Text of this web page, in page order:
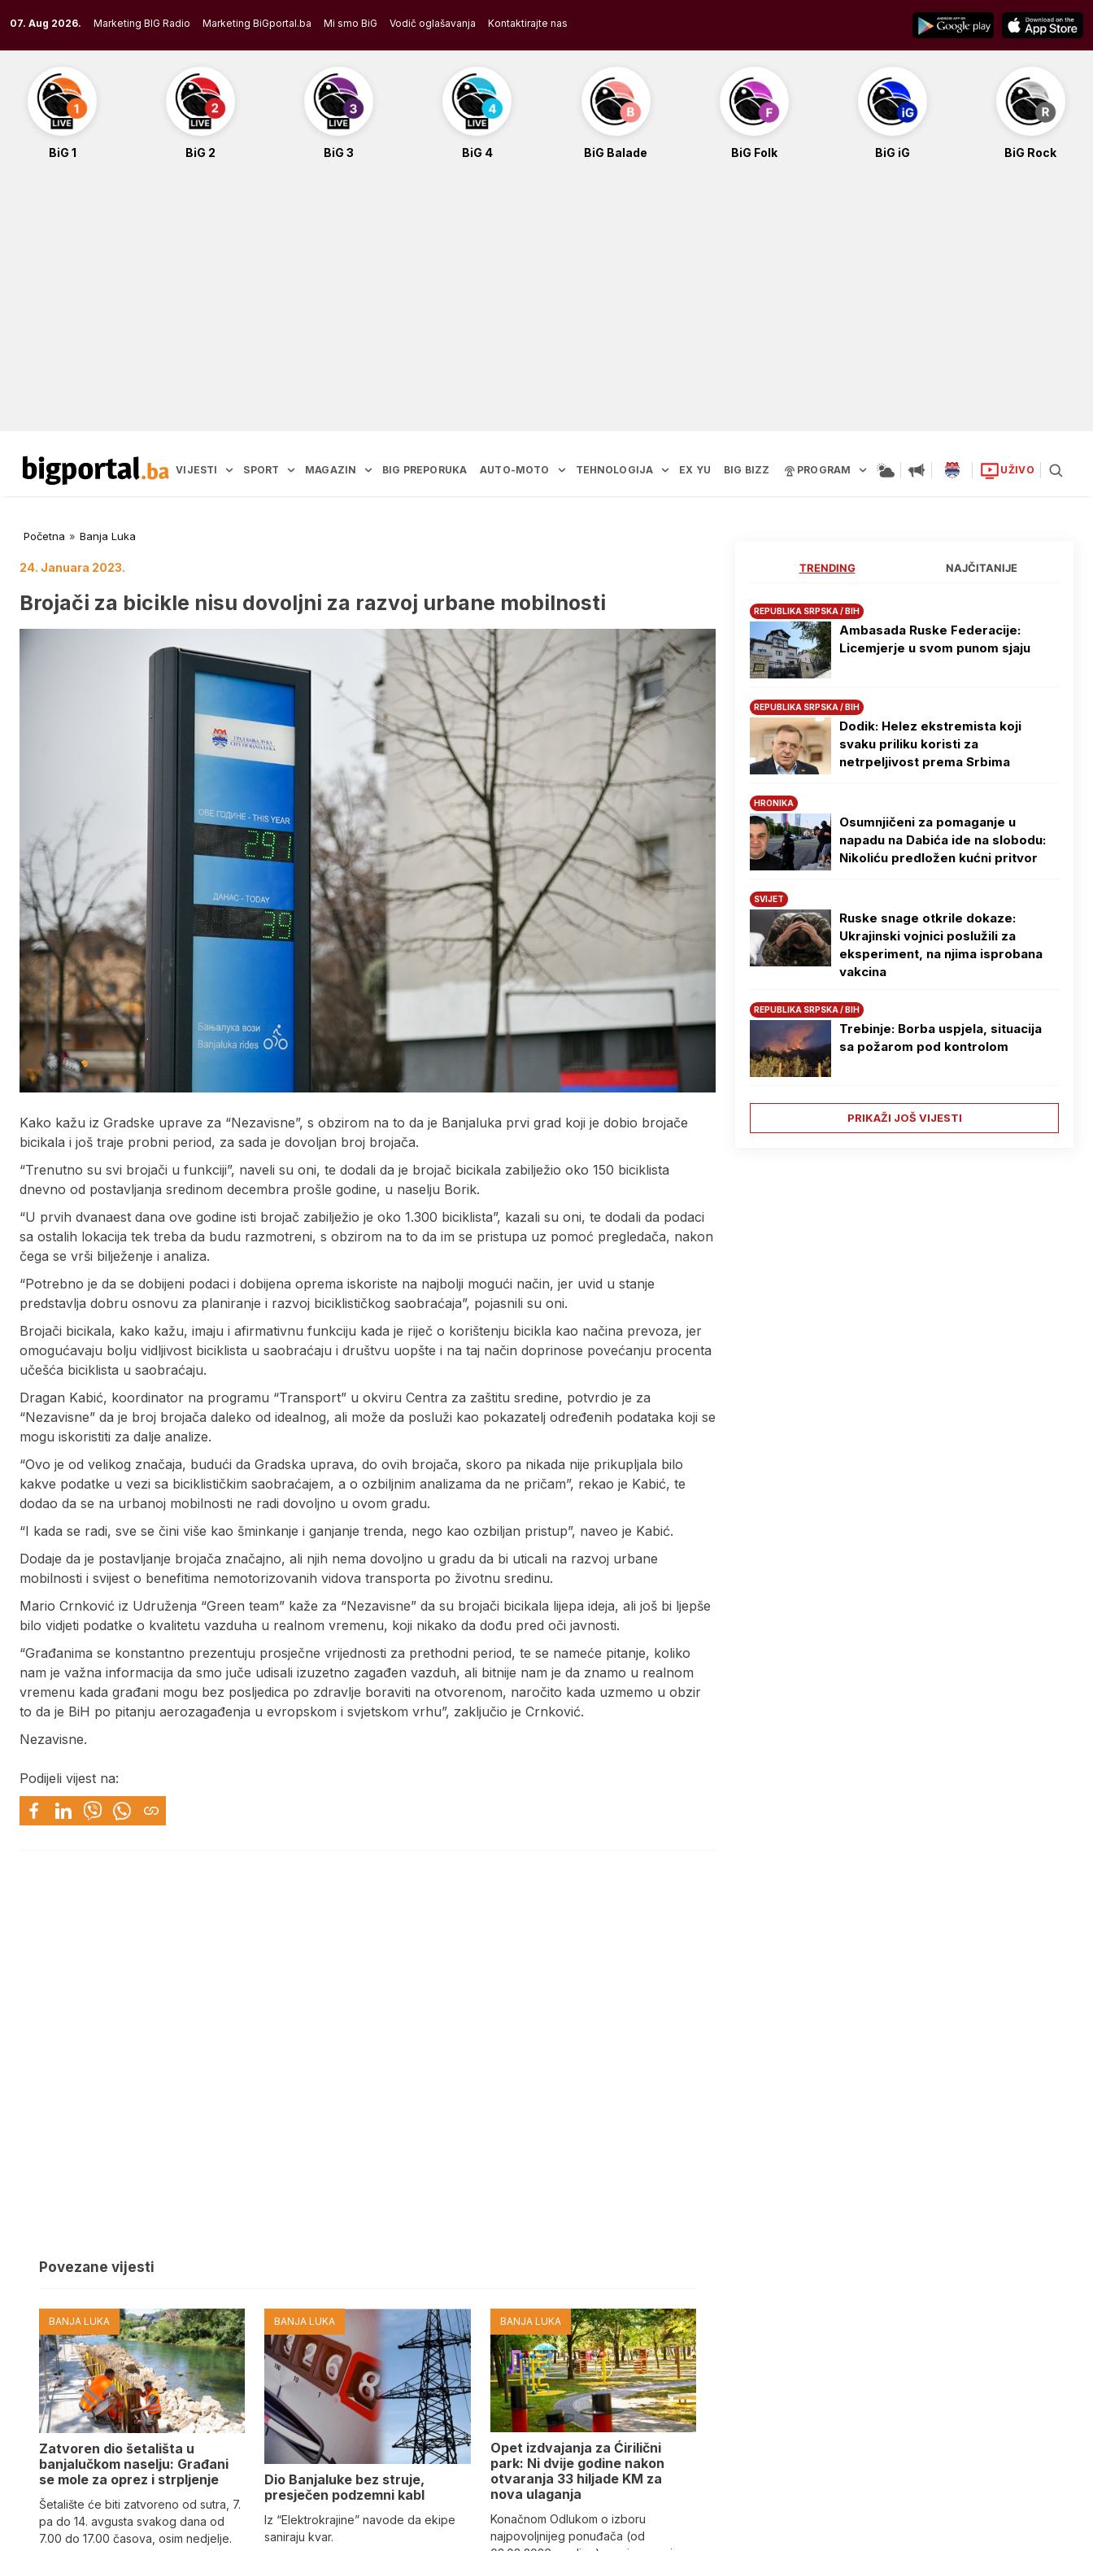
to
content
07. Aug 2026. Marketing BIG Radio Marketing BiGportal.ba Mi smo BiG Vodič oglašavanja Kontaktirajte nas
BiG 1 BiG 2 BiG 3 BiG 4 BiG Balade BiG Folk BiG iG BiG Rock
VIJESTI SPORT MAGAZIN BIG PREPORUKA AUTO-MOTO TEHNOLOGIJA EX YU BIG BIZZ PROGRAM UŽIVO
Početna » Banja Luka
24. Januara 2023.
Brojači za bicikle nisu dovoljni za razvoj urbane mobilnosti
Kako kažu iz Gradske uprave za “Nezavisne”, s obzirom na to da je Banjaluka prvi grad koji je dobio brojače
bicikala i još traje probni period, za sada je dovoljan broj brojača.
“Trenutno su svi brojači u funkciji”, naveli su oni, te dodali da je brojač bicikala zabilježio oko 150 biciklista
dnevno od postavljanja sredinom decembra prošle godine, u naselju Borik.
“U prvih dvanaest dana ove godine isti brojač zabilježio je oko 1.300 biciklista”, kazali su oni, te dodali da podaci
sa ostalih lokacija tek treba da budu razmotreni, s obzirom na to da im se pristupa uz pomoć pregledača, nakon
čega se vrši bilježenje i analiza.
“Potrebno je da se dobijeni podaci i dobijena oprema iskoriste na najbolji mogući način, jer uvid u stanje
predstavlja dobru osnovu za planiranje i razvoj biciklističkog saobraćaja”, pojasnili su oni.
Brojači bicikala, kako kažu, imaju i afirmativnu funkciju kada je riječ o korištenju bicikla kao načina prevoza, jer
omogućavaju bolju vidljivost biciklista u saobraćaju i društvu uopšte i na taj način doprinose povećanju procenta
učešća biciklista u saobraćaju.
Dragan Kabić, koordinator na programu “Transport” u okviru Centra za zaštitu sredine, potvrdio je za
“Nezavisne” da je broj brojača daleko od idealnog, ali može da posluži kao pokazatelj određenih podataka koji se
mogu iskoristiti za dalje analize.
“Ovo je od velikog značaja, budući da Gradska uprava, do ovih brojača, skoro pa nikada nije prikupljala bilo
kakve podatke u vezi sa biciklističkim saobraćajem, a o ozbiljnim analizama da ne pričam”, rekao je Kabić, te
dodao da se na urbanoj mobilnosti ne radi dovoljno u ovom gradu.
“I kada se radi, sve se čini više kao šminkanje i ganjanje trenda, nego kao ozbiljan pristup”, naveo je Kabić.
Dodaje da je postavljanje brojača značajno, ali njih nema dovoljno u gradu da bi uticali na razvoj urbane
mobilnosti i svijest o benefitima nemotorizovanih vidova transporta po životnu sredinu.
Mario Crnković iz Udruženja “Green team” kaže za “Nezavisne” da su brojači bicikala lijepa ideja, ali još bi ljepše
bilo vidjeti podatke o kvalitetu vazduha u realnom vremenu, koji nikako da dođu pred oči javnosti.
“Građanima se konstantno prezentuju prosječne vrijednosti za prethodni period, te se nameće pitanje, koliko
nam je važna informacija da smo juče udisali izuzetno zagađen vazduh, ali bitnije nam je da znamo u realnom
vremenu kada građani mogu bez posljedica po zdravlje boraviti na otvorenom, naročito kada uzmemo u obzir
to da je BiH po pitanju aerozagađenja u evropskom i svjetskom vrhu”, zaključio je Crnković.
Nezavisne.
Podijeli vijest na:
Povezane vijesti
BANJA LUKA
Zatvoren dio šetališta u
banjalučkom naselju: Građani
se mole za oprez i strpljenje
Šetalište će biti zatvoreno od sutra, 7.
pa do 14. avgusta svakog dana od
7.00 do 17.00 časova, osim nedjelje.
BANJA LUKA
Dio Banjaluke bez struje,
presječen podzemni kabl
Iz “Elektrokrajine” navode da ekipe
saniraju kvar.
BANJA LUKA
Opet izdvajanja za Ćirilični
park: Ni dvije godine nakon
otvaranja 33 hiljade KM za
nova ulaganja
Konačnom Odlukom o izboru
najpovoljnijeg ponuđača (od
TRENDING NAJČITANIJE
REPUBLIKA SRPSKA / BIH
Ambasada Ruske Federacije:
Licemjerje u svom punom sjaju
REPUBLIKA SRPSKA / BIH
Dodik: Helez ekstremista koji
svaku priliku koristi za
netrpeljivost prema Srbima
HRONIKA
Osumnjičeni za pomaganje u
napadu na Dabića ide na slobodu:
Nikoliću predložen kućni pritvor
SVIJET
Ruske snage otkrile dokaze:
Ukrajinski vojnici poslužili za
eksperiment, na njima isprobana
vakcina
REPUBLIKA SRPSKA / BIH
Trebinje: Borba uspjela, situacija
sa požarom pod kontrolom
PRIKAŽI JOŠ VIJESTI